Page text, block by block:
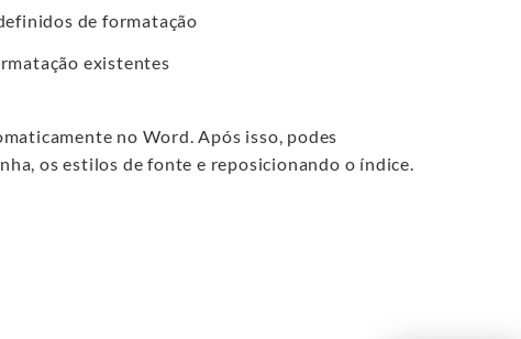
de formatação
existentes
no Word. Após isso, podes
os estilos de fonte e reposicionando o índice.